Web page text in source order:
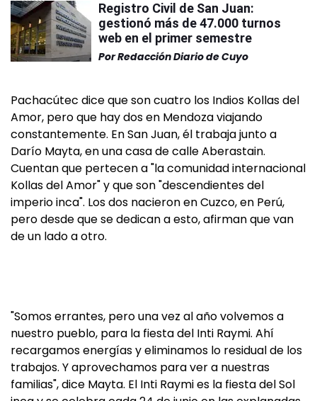
Registro Civil de San Juan:
gestionó más de 47.000 turnos
web en el primer semestre
PorRedacción Diario de Cuyo
Pachacútec dice que son cuatro los Indios Kollas del
Amor, pero que hay dos en Mendoza viajando
constantemente. En San Juan, él trabaja junto a
Darío Mayta, en una casa de calle Aberastain.
Cuentan que pertecen a "la comunidad internacional
Kollas del Amor" y que son "descendientes del
imperio inca". Los dos nacieron en Cuzco, en Perú,
pero desde que se dedican a esto, afirman que van
de un lado a otro.
"Somos errantes, pero una vez al año volvemos a
nuestro pueblo, para la fiesta del Inti Raymi. Ahí
recargamos energías y eliminamos lo residual de los
trabajos. Y aprovechamos para ver a nuestras
familias", dice Mayta. El Inti Raymi es la fiesta del Sol